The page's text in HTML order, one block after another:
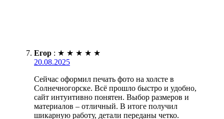
Егор : ★ ★ ★ ★ ★
20.08.2025
Сейчас оформил печать фото на холсте в
Солнечногорске. Всё прошло быстро и удобно,
сайт интуитивно понятен. Выбор размеров и
материалов – отличный. В итоге получил
шикарную работу, детали переданы четко.